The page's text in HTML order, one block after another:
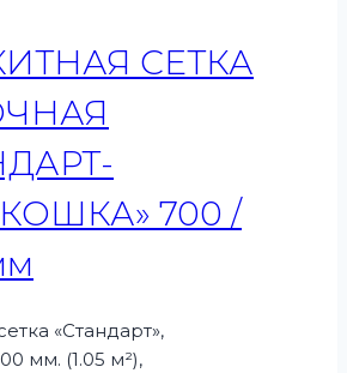
СЕТКА
700 /
«Стандарт»,
мм. (1.05 м²),